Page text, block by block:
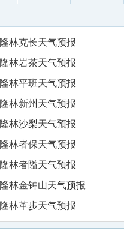
隆林克长天气预报
隆林岩茶天气预报
隆林平班天气预报
隆林新州天气预报
隆林沙梨天气预报
隆林者保天气预报
隆林者隘天气预报
隆林金钟山天气预报
隆林革步天气预报